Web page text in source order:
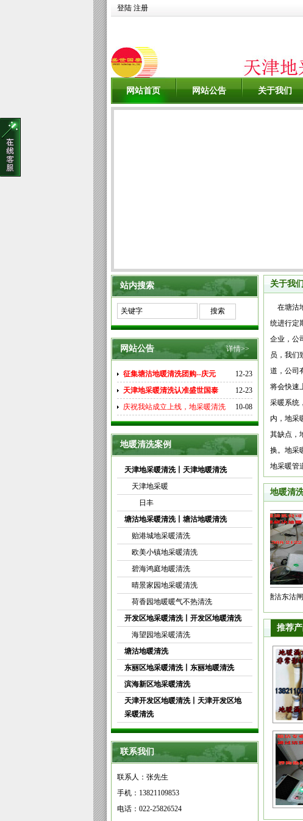
登陆 注册
网站首页 网站公告 关于我们
站内搜索
详情>>
网站公告
12-23
征集塘沽地暖清洗团购--庆元
12-23
天津地采暖清洗认准盛世国泰
10-08
庆祝我站成立上线，地采暖清洗
地暖清洗案例
天津地采暖清洗丨天津地暖清洗
天津地采暖
日丰
塘沽地采暖清洗丨塘沽地暖清洗
贻港城地采暖清洗
欧美小镇地采暖清洗
碧海鸿庭地暖清洗
晴景家园地采暖清洗
荷香园地暖暖气不热清洗
开发区地采暖清洗丨开发区地暖清洗
海望园地采暖清洗
塘沽地暖清洗
东丽区地采暖清洗丨东丽地暖清洗
滨海新区地采暖清洗
天津开发区地暖清洗丨天津开发区地
采暖清洗
联系我们
联系人：张先生
手机：13821109853
电话：022-25826524
关于我们
在塘沽
统进行定
企业，公
员，我们
道，公司
将会快速
采暖系统
内，地采
其缺点，
换。地采
地采暖管
道内壁，
较大，
辐射降低
备，专业
春。
地暖清
天津贻欣园地暖清洗受... 我们提供塘沽东沽闸南...
推荐